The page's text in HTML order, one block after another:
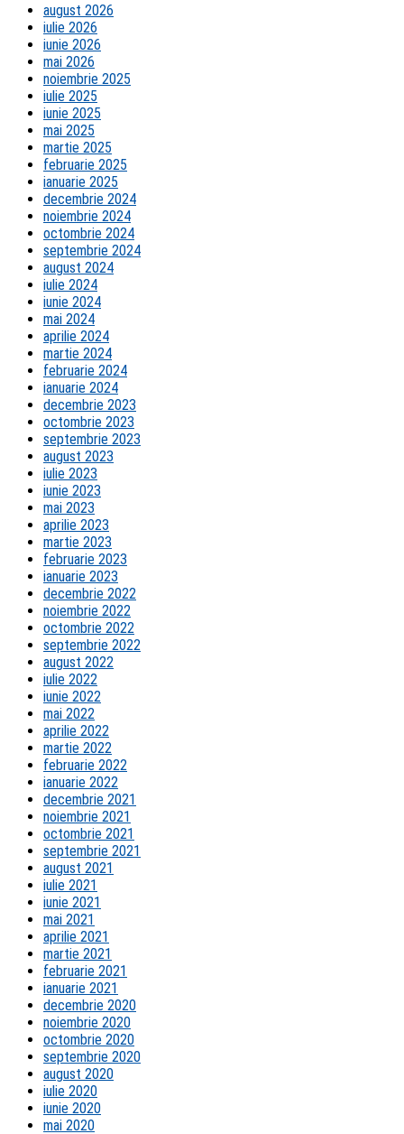
august 2026
iulie 2026
iunie 2026
mai 2026
noiembrie 2025
iulie 2025
iunie 2025
mai 2025
martie 2025
februarie 2025
ianuarie 2025
decembrie 2024
noiembrie 2024
octombrie 2024
septembrie 2024
august 2024
iulie 2024
iunie 2024
mai 2024
aprilie 2024
martie 2024
februarie 2024
ianuarie 2024
decembrie 2023
octombrie 2023
septembrie 2023
august 2023
iulie 2023
iunie 2023
mai 2023
aprilie 2023
martie 2023
februarie 2023
ianuarie 2023
decembrie 2022
noiembrie 2022
octombrie 2022
septembrie 2022
august 2022
iulie 2022
iunie 2022
mai 2022
aprilie 2022
martie 2022
februarie 2022
ianuarie 2022
decembrie 2021
noiembrie 2021
octombrie 2021
septembrie 2021
august 2021
iulie 2021
iunie 2021
mai 2021
aprilie 2021
martie 2021
februarie 2021
ianuarie 2021
decembrie 2020
noiembrie 2020
octombrie 2020
septembrie 2020
august 2020
iulie 2020
iunie 2020
mai 2020